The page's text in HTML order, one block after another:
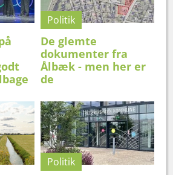
Politik
De glemte
dokumenter fra
Ålbæk - men her er
de
Politik